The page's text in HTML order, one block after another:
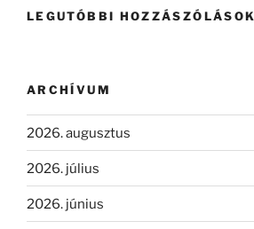
LEGUTÓBBI HOZZÁSZÓLÁSOK
ARCHÍVUM
2026. augusztus
2026. július
2026. június